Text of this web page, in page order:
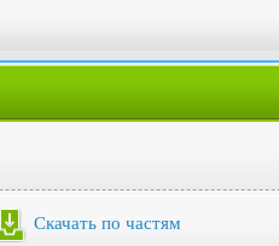
Скачать по частям